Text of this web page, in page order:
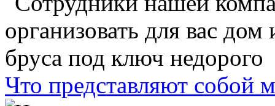
Что представляют собой